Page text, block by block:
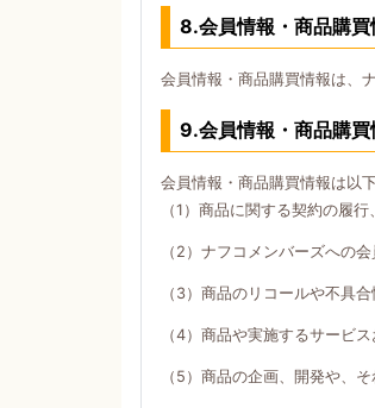
8.会員情報・商品購
会員情報・商品購買情報は、
9.会員情報・商品購
会員情報・商品購買情報は以
（1）商品に関する契約の履
（2）ナフコメンバーズへの
（3）商品のリコールや不具
（4）商品や実施するサービ
（5）商品の企画、開発や、